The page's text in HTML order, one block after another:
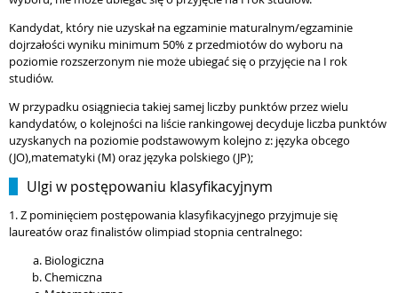
Kandydat, który nie uzyskał na egzaminie maturalnym/egzaminie
dojrzałości wyniku minimum 50% z przedmiotów do wyboru na
poziomie rozszerzonym nie może ubiegać się o przyjęcie na I rok
studiów.
W przypadku osiągniecia takiej samej liczby punktów przez wielu
kandydatów, o kolejności na liście rankingowej decyduje liczba punktów
uzyskanych na poziomie podstawowym kolejno z: języka obcego
(JO),matematyki (M) oraz języka polskiego (JP);
Ulgi w postępowaniu klasyfikacyjnym
1. Z pominięciem postępowania klasyfikacyjnego przyjmuje się
laureatów oraz finalistów olimpiad stopnia centralnego:
Biologiczna
Chemiczna